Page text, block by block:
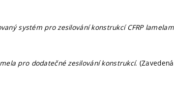
systém pro zesilování konstrukcí CFRP
pro dodatečné zesilování konstrukcí.